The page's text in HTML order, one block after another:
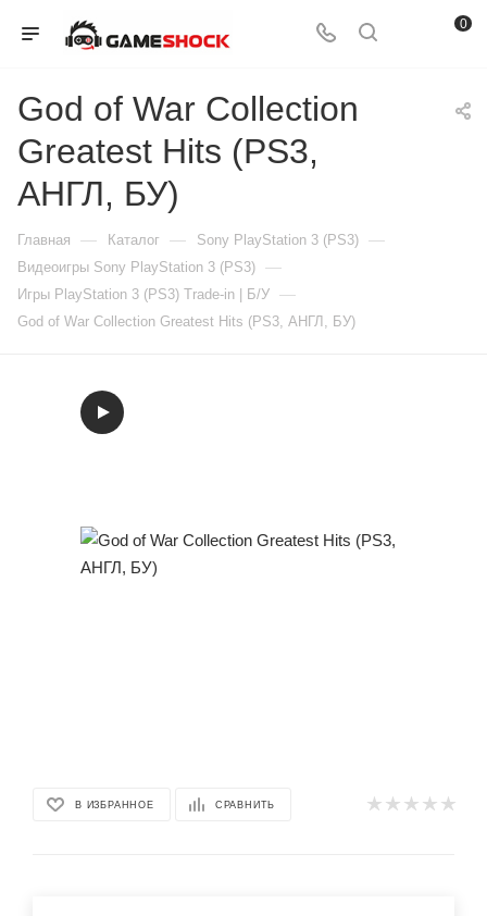
0
God of War Collection
Greatest Hits (PS3,
АНГЛ, БУ)
Главная — Каталог — Sony PlayStation 3 (PS3) —
Видеоигры Sony PlayStation 3 (PS3) —
Игры PlayStation 3 (PS3) Trade-in | Б/У —
God of War Collection Greatest Hits (PS3, АНГЛ, БУ)
В ИЗБРАННОЕ СРАВНИТЬ